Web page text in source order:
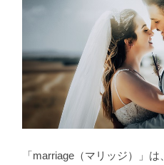
「marriage（マリッジ）」